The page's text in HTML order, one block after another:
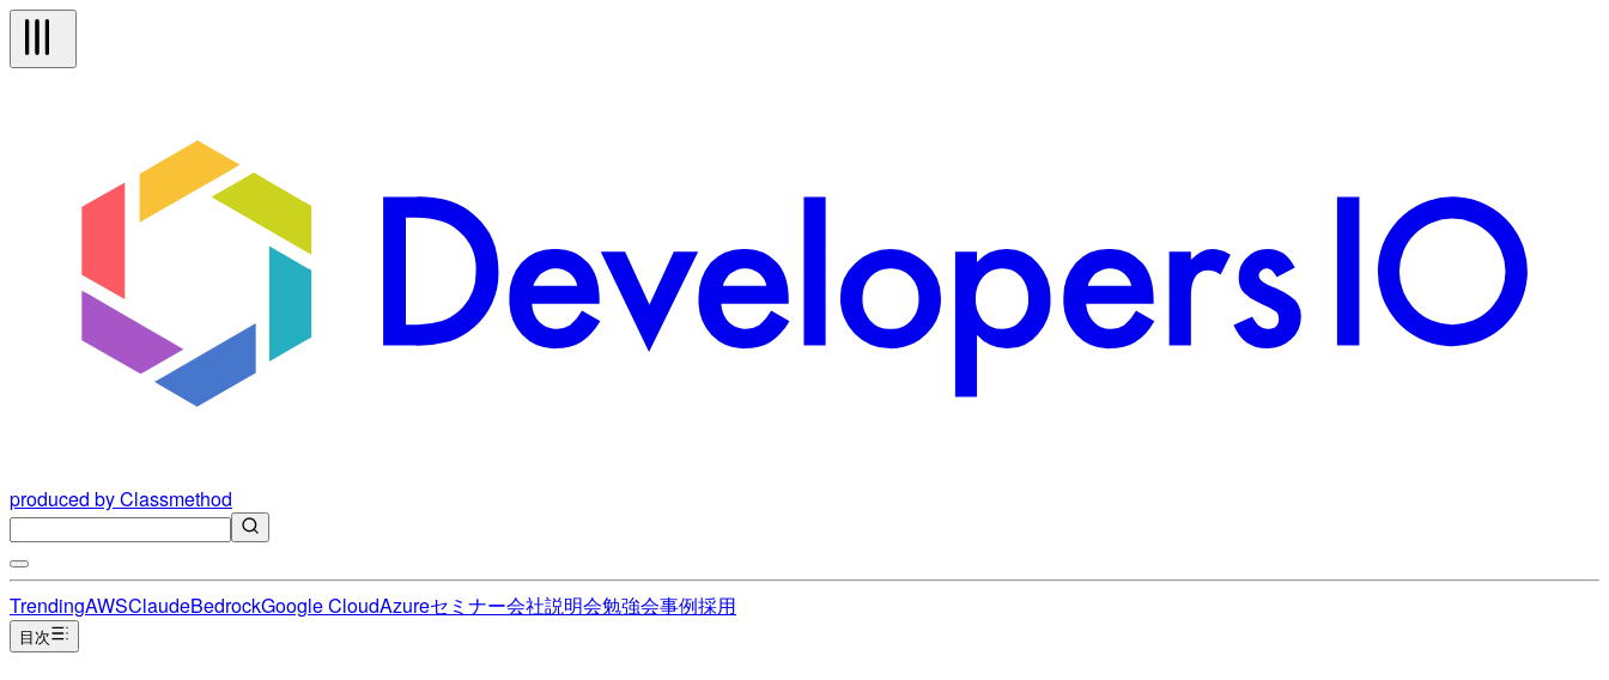
produced by Classmethod
TrendingAWSClaudeBedrockGoogle CloudAzureセミナー会社説明会勉強会事例採用
目次